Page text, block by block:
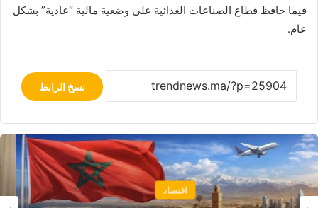
فيما حافظ قطاع الصناعات الغذائية على وضعية مالية “عادية” بشكل
عام.
نسخ الرابط
اقتصاد